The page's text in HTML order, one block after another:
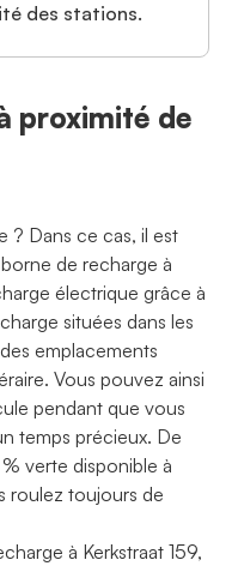
des stations.
proximité de
? Dans ce cas, il est
de recharge à
électrique grâce à
situées dans les
emplacements
Vous pouvez ainsi
pendant que vous
temps précieux. De
verte disponible à
roulez toujours de
à Kerkstraat 159,